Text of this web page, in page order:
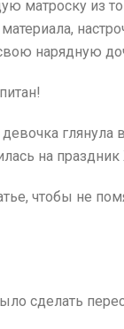
матроску из
нарядную
глянула
на
чтобы не
сделать